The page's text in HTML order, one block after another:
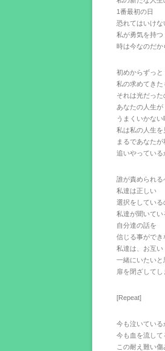
1番最初の日
恐れてはいけな
私が勇気を持つ
時は今なのだか
初めからずっと
私の求めてきた
それは光だった
あなたの人生が
うまくいかない
私は私の人生
まるであなたが
追いやっている
誰が責められる
私達は正しい
選択をしている
私達が聞いてい
自分達の話を
信じる事ができ
私達は、お互い
一緒にいたいと
扉を閉ざしてし
[Repeat]
今も泣いている
今も血を流して
この耐え難い傷